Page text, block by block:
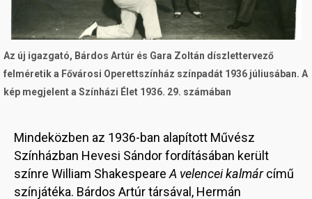
Az új igazgató, Bárdos Artúr és Gara Zoltán díszlettervező
felméretik a Fővárosi Operettszínház színpadát 1936 júliusában. A
kép megjelent a Színházi Élet 1936. 29. számában
Mindeközben az 1936-ban alapított Művész
Színházban Hevesi Sándor fordításában került
színre William Shakespeare A velencei kalmárcímű
színjátéka. Bárdos Artúr társával, Hermán